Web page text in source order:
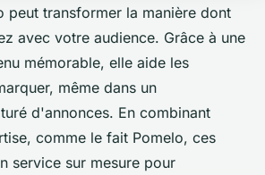
peut transformer la manière dont
avec votre audience. Grâce à une
mémorable, elle aide les
même dans un
d'annonces. En combinant
comme le fait Pomelo, ces
service sur mesure pour